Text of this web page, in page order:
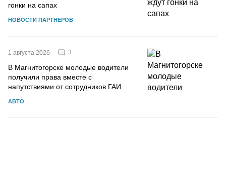
гонки на сапах
НОВОСТИ ПАРТНЕРОВ
1 августа 2026 3
В Магнитогорске молодые водители
получили права вместе с
напутствиями от сотрудников ГАИ
АВТО